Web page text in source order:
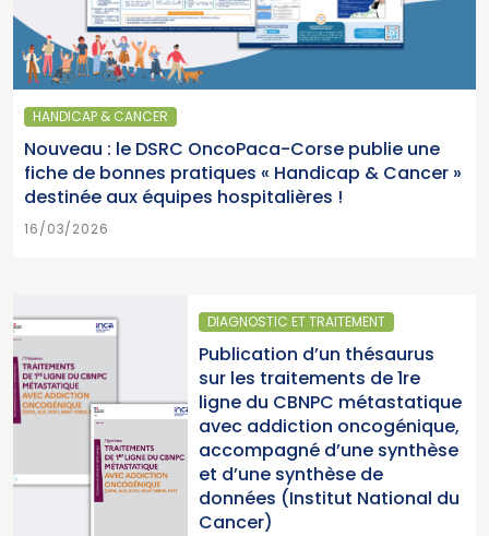
HANDICAP & CANCER
Nouveau : le DSRC OncoPaca-Corse publie une
fiche de bonnes pratiques « Handicap & Cancer »
destinée aux équipes hospitalières !
16/03/2026
DIAGNOSTIC ET TRAITEMENT
Publication d’un thésaurus
sur les traitements de 1re
ligne du CBNPC métastatique
avec addiction oncogénique,
accompagné d’une synthèse
et d’une synthèse de
données (Institut National du
Cancer)